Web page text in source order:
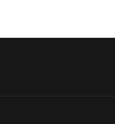
Dog: Malware invisibile sfrutta